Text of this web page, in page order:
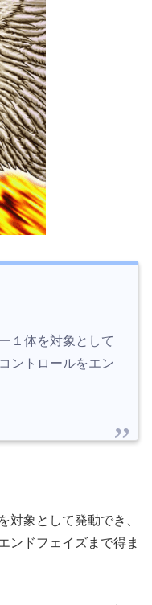
１体を対象として
ントロールをエン
対象として発動でき、
ンドフェイズまで得ま